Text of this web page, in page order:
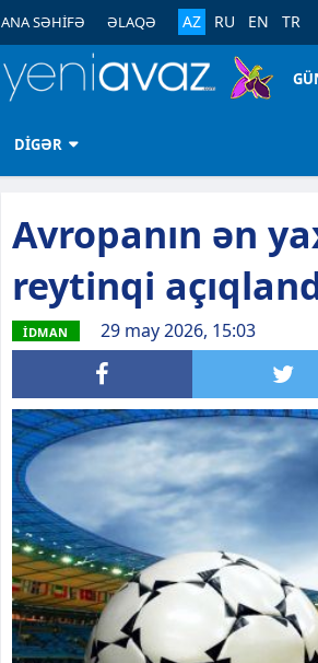
ANA SƏHİFƏ ƏLAQƏ AZ RU EN TR
DİGƏR
Avropanın ən
reytinqi
İDMAN 29 may 2026, 15:03